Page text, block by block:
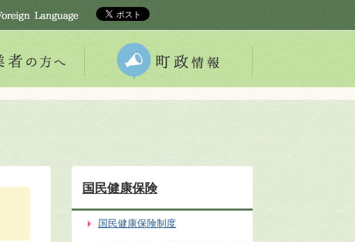
国民健康保険
国民健康保険制度